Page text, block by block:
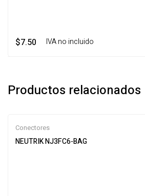
$7.50 ‎ ‎ ‎ IVA no incluido
Productos relacionados
Conectores
NEUTRIK NJ3FC6-BAG